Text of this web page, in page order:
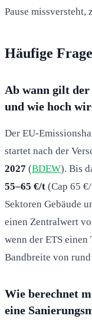
Pause missversteht,
Häufige
Ab wann gilt der
und wie hoch
Der EU-
startet nach der
2027 (BDEW). Bis
55–65 €/t (Cap 65
Sektoren Gebäude
einen Zentralwert
wenn der ETS
Bandbreite von
Wie berechnet
eine